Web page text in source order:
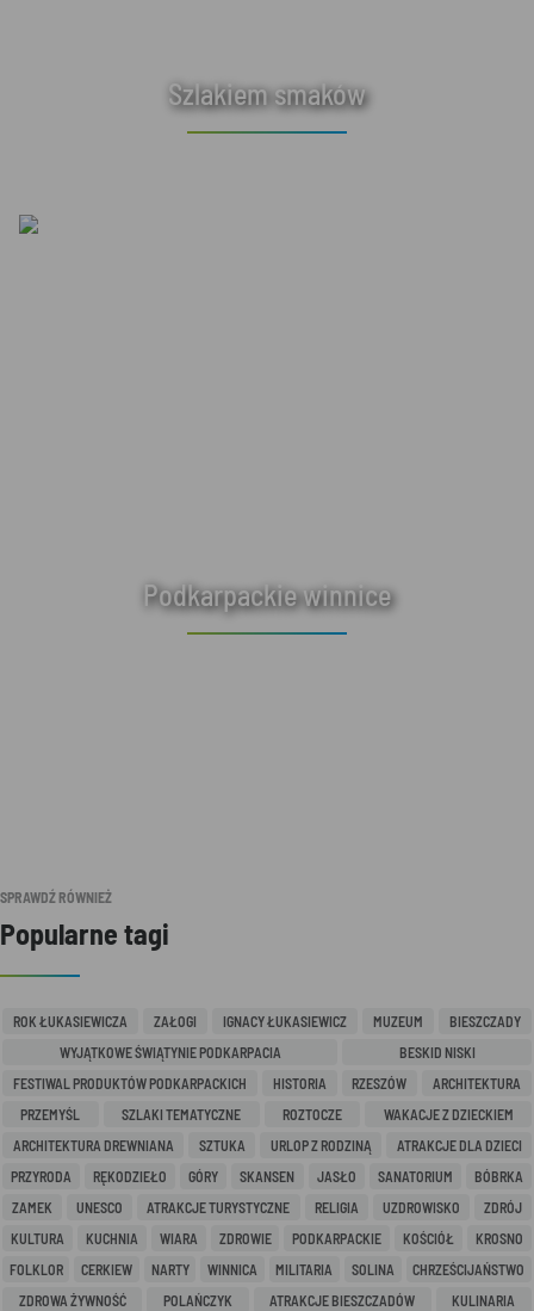
Szlakiem smaków
Podkarpackie winnice
SPRAWDŹ RÓWNIEŻ
Popularne tagi
ROK ŁUKASIEWICZA ZAŁOGI IGNACY ŁUKASIEWICZ MUZEUM
BIESZCZADY
WYJĄTKOWE ŚWIĄTYNIE PODKARPACIA
BESKID NISKI
FESTIWAL PRODUKTÓW PODKARPACKICH
HISTORIA RZESZÓW
ARCHITEKTURA
PRZEMYŚL
SZLAKI TEMATYCZNE ROZTOCZE
WAKACJE Z DZIECKIEM
ARCHITEKTURA DREWNIANA
SZTUKA URLOP Z RODZINĄ
ATRAKCJE DLA DZIECI
PRZYRODA
RĘKODZIEŁO GÓRY SKANSEN JASŁO SANATORIUM
BÓBRKA
ZAMEK
UNESCO ATRAKCJE TURYSTYCZNE RELIGIA UZDROWISKO
ZDRÓJ
KULTURA
KUCHNIA WIARA ZDROWIE PODKARPACKIE KOŚCIÓŁ
KROSNO
FOLKLOR
CERKIEW NARTY WINNICA MILITARIA SOLINA
CHRZEŚCIJAŃSTWO
ZDROWA ŻYWNOŚĆ
POLAŃCZYK ATRAKCJE BIESZCZADÓW
KULINARIA